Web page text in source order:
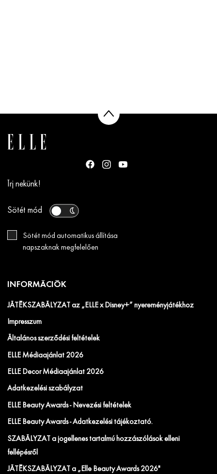
Írj nekünk!
Sötét mód
Sötét mód automatikus állítása
napszaknak megfelelően
INFORMÁCIÓK
JÁTÉKSZABÁLYZAT az „ELLE x Disney+” nyereményjátékhoz
Impresszum
Általános szerződési feltételek
ELLE Médiaajánlat 2026
ELLE Decor Médiaajánlat 2026
Adatkezelési szabályzat
ELLE Beauty Awards - Nevezési feltételek
ELLE Beauty Awards - Adatkezelési tájékoztató.
SZABÁLYZAT a jogellenes tartalmú hozzászólások elleni
fellépésről
JÁTÉKSZABÁLYZAT a „Elle Beauty Awards 2026"